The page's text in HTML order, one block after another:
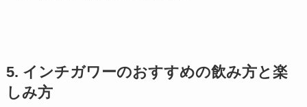
5. インチガワーのおすすめの飲み方と楽
しみ方